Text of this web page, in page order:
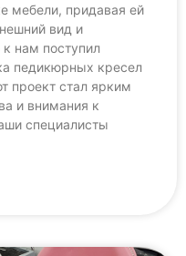
мебели, придавая ей
вид и
нам поступил
педикюрных кресел
проект стал ярким
и внимания к
специалисты